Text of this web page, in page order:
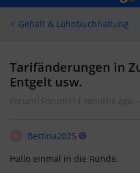
Gehalt & Lohnbuchhaltung
Tarifänderungen in
Entgelt usw.
Forum|Forum|11 months ago
Bettina2025
Hallo einmal in die Runde,